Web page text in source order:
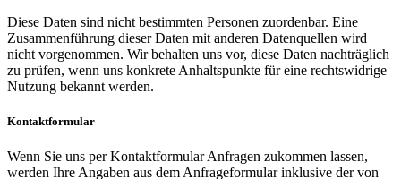
Diese Daten sind nicht bestimmten Personen zuordenbar. Eine
Zusammenführung dieser Daten mit anderen Datenquellen wird
nicht vorgenommen. Wir behalten uns vor, diese Daten nachträglich
zu prüfen, wenn uns konkrete Anhaltspunkte für eine rechtswidrige
Nutzung bekannt werden.
Kontaktformular
Wenn Sie uns per Kontaktformular Anfragen zukommen lassen,
werden Ihre Angaben aus dem Anfrageformular inklusive der von